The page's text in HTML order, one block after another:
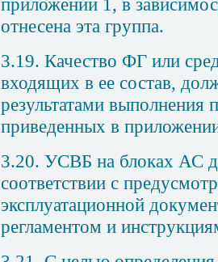
отнесена эта группа.
3.19. Качество ФГ или
входящих в ее состав,
результатами выполнения
приведенных в
3.20. УСВБ на блоках АС
соответствии с
эксплуатационной
регламентом и